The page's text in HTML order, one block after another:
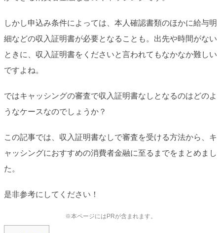
しかし申込み条件によっては、本人確認書類のほかに給与明
細などの収入証明書が必要となることも。出先や時間がない
ときに、収入証明書をくださいと言われてもなかなか難しい
ですよね。
ではキャッシングの審査で収入証明書なしとなるのはどのよ
うなケースなのでしょうか？
この記事では、収入証明書なしで審査を受ける方法から、キ
ャッシングにおすすめの消費者金融に至るまでをまとめまし
た。
是非参考にしてください！
※本ページにはPRが含まれます。